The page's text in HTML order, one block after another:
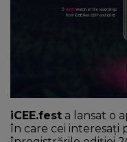
iCEE.fest a lansat o
în care cei interesați